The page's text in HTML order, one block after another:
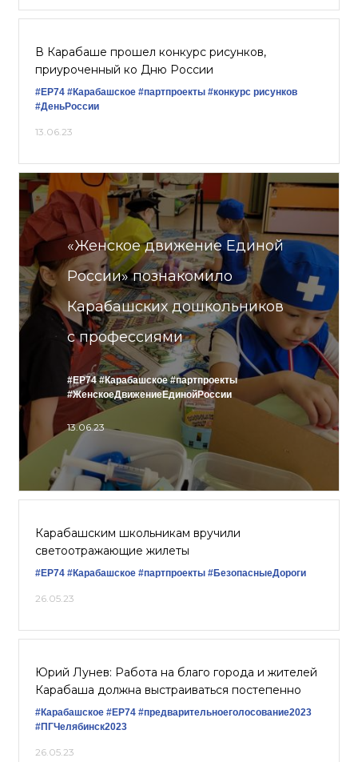
В Карабаше прошел конкурс рисунков,
приуроченный ко Дню России
#ЕР74 #Карабашское #партпроекты #конкурс рисунков
#ДеньРоссии
13.06.23
«Женское движение Единой
России» познакомило
Карабашских дошкольников
с профессиями
#ЕР74 #Карабашское #партпроекты
#ЖенскоеДвижениеЕдинойРоссии
13.06.23
Карабашским школьникам вручили
светоотражающие жилеты
#ЕР74 #Карабашское #партпроекты #БезопасныеДороги
26.05.23
Юрий Лунев: Работа на благо города и жителей
Карабаша должна выстраиваться постепенно
#Карабашское #ЕР74 #предварительноеголосование2023
#ПГЧелябинск2023
26.05.23